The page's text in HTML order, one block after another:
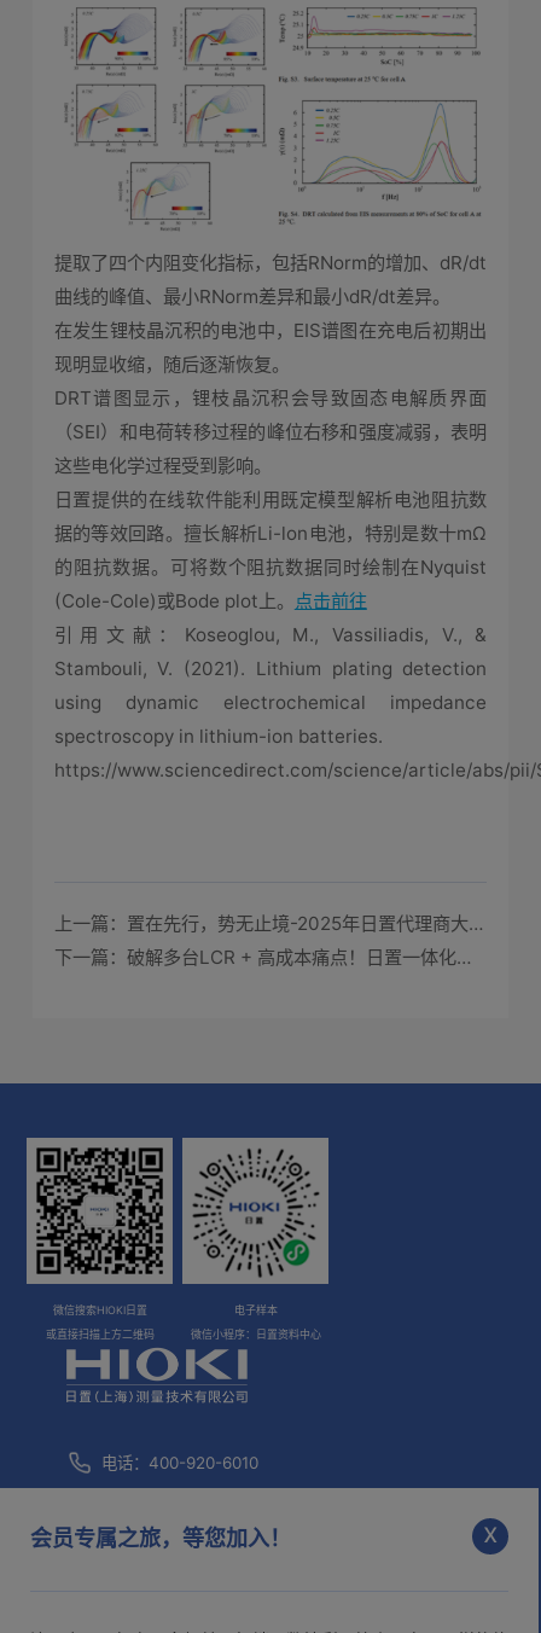
会员专属之旅，等您加入！ x
提取了四个内阻变化指标，包括RNorm的增加、dR/dt
曲线的峰值、最小RNorm差异和最小dR/dt差异。
在发生锂枝晶沉积的电池中，EIS谱图在充电后初期出
现明显收缩，随后逐渐恢复。
DRT谱图显示，锂枝晶沉积会导致固态电解质界面
（SEI）和电荷转移过程的峰位右移和强度减弱，表明
这些电化学过程受到影响。
日置提供的在线软件能利用既定模型解析电池阻抗数
据的等效回路。擅长解析Li-lon电池，特别是数十mΩ
的阻抗数据。可将数个阻抗数据同时绘制在Nyquist
(Cole-Cole)或Bode plot上。
点击前往
引用文献：Koseoglou, M., Vassiliadis, V., &
Stambouli, V. (2021). Lithium plating detection
using dynamic electrochemical impedance
spectroscopy in lithium-ion batteries.
https://www.sciencedirect.com/science/article/abs/pii/
上一篇：置在先行，势无止境-2025年日置代理商大会圆满落幕
下一篇：破解多台LCR + 高成本痛点！日置一体化方案引领多电感器件测量革新
微信搜索HIOKI日置
或直接扫描上方二维码
电子样本
微信小程序：日置资料中心
电话：400-920-6010
市场部邮箱：mkt@hioki.com.cn